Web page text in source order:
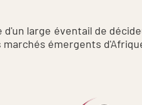
large éventail de
émergents